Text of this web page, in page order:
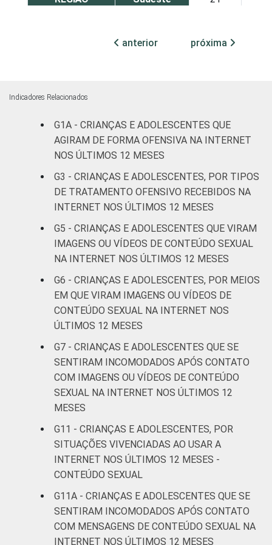
Centro-
20
SEXO DA
CRIANÇA OU
DO
ADOLESCENTE
Masculino
Feminino 20
ESCOLARIDADE
DOS PAIS OU
RESPONSÁVEIS
Fundamental
I
19
Fundamental
II
24
mais
19
FAIXA ETÁRIA
DA CRIANÇA
OU DO
ADOLESCENTE
De 9 a 10
anos
-
De 11 a 12
anos
13
De 13 a 14
De 15 a 17
anos
25
anterior próxima
Indicadores Relacionados
G1A - CRIANÇAS E ADOLESCENTES QUE
AGIRAM DE FORMA OFENSIVA NA INTERNET
NOS ÚLTIMOS 12 MESES
G3 - CRIANÇAS E ADOLESCENTES, POR TIPOS
DE TRATAMENTO OFENSIVO RECEBIDOS NA
INTERNET NOS ÚLTIMOS 12 MESES
G5 - CRIANÇAS E ADOLESCENTES QUE VIRAM
IMAGENS OU VÍDEOS DE CONTEÚDO SEXUAL
NA INTERNET NOS ÚLTIMOS 12 MESES
G6 - CRIANÇAS E ADOLESCENTES, POR MEIOS
EM QUE VIRAM IMAGENS OU VÍDEOS DE
CONTEÚDO SEXUAL NA INTERNET NOS
ÚLTIMOS 12 MESES
G7 - CRIANÇAS E ADOLESCENTES QUE SE
SENTIRAM INCOMODADOS APÓS CONTATO
COM IMAGENS OU VÍDEOS DE CONTEÚDO
SEXUAL NA INTERNET NOS ÚLTIMOS 12
MESES
G11 - CRIANÇAS E ADOLESCENTES, POR
SITUAÇÕES VIVENCIADAS AO USAR A
INTERNET NOS ÚLTIMOS 12 MESES -
CONTEÚDO SEXUAL
G11A - CRIANÇAS E ADOLESCENTES QUE SE
SENTIRAM INCOMODADOS APÓS CONTATO
COM MENSAGENS DE CONTEÚDO SEXUAL NA
INTERNET NOS ÚLTIMOS 12 MESES